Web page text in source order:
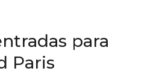
para
Paris